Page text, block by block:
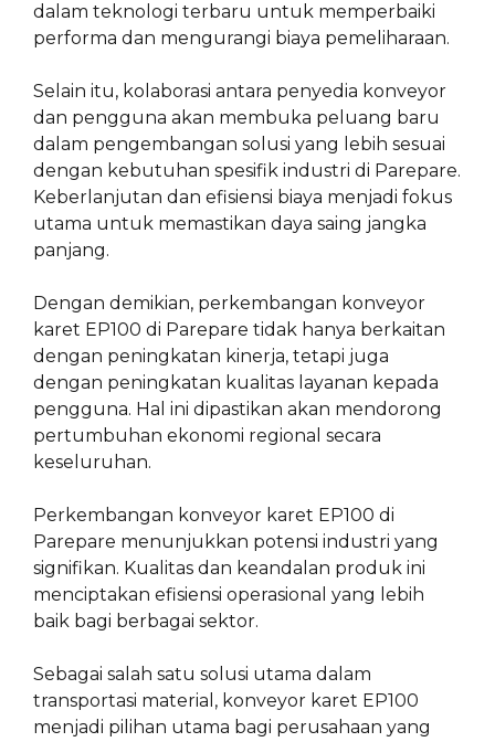
dalam teknologi terbaru untuk memperbaiki
performa dan mengurangi biaya pemeliharaan.
Selain itu, kolaborasi antara penyedia konveyor
dan pengguna akan membuka peluang baru
dalam pengembangan solusi yang lebih sesuai
dengan kebutuhan spesifik industri di Parepare.
Keberlanjutan dan efisiensi biaya menjadi fokus
utama untuk memastikan daya saing jangka
panjang.
Dengan demikian, perkembangan konveyor
karet EP100 di Parepare tidak hanya berkaitan
dengan peningkatan kinerja, tetapi juga
dengan peningkatan kualitas layanan kepada
pengguna. Hal ini dipastikan akan mendorong
pertumbuhan ekonomi regional secara
keseluruhan.
Perkembangan konveyor karet EP100 di
Parepare menunjukkan potensi industri yang
signifikan. Kualitas dan keandalan produk ini
menciptakan efisiensi operasional yang lebih
baik bagi berbagai sektor.
Sebagai salah satu solusi utama dalam
transportasi material, konveyor karet EP100
menjadi pilihan utama bagi perusahaan yang